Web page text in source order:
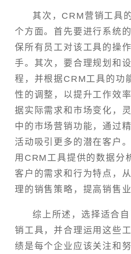
其次，CRM营销工具
个方面。首先要进行系统
保所有员工对该工具的操
手。其次，要合理规划和
程，并根据CRM工具的功
性的调整，以提升工作效
据实际需求和市场变化，
中的市场营销功能，通过
活动吸引更多的潜在客户
用CRM工具提供的数据分
客户的需求和行为特点，
理的销售策略，提高销售业
综上所述，选择适合
销工具，并合理运用这些
绩是每个企业应该关注和